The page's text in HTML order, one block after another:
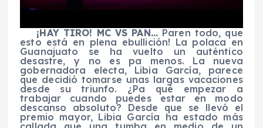
¡HAY TIRO! MC VS PAN…Paren todo, que
esto está en plena ebullición! La polaca en
Guanajuato se ha vuelto un auténtico
desastre, y no es pa menos. La nueva
gobernadora electa, Libia García, parece
que decidió tomarse unas largas vacaciones
desde su triunfo. ¿Pa qué empezar a
trabajar cuando puedes estar en modo
descanso absoluto? Desde que se llevó el
premio mayor, Libia García ha estado más